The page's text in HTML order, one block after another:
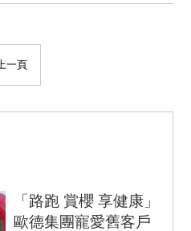
上一頁
「路跑 賞櫻 享健康」
歐德集團寵愛舊客戶